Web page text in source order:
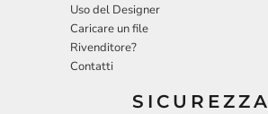
Uso del Designer
Caricare un file
Rivenditore?
Contatti
SICUREZZA